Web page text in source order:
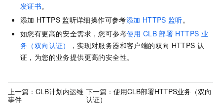
发证书。
添加 HTTPS 监听详细操作可参考添加 HTTPS 监听。
如您有更高的安全需求，您可参考使用 CLB 部署 HTTPS 业
务（双向认证）
，实现对服务器和客户端的双向 HTTPS 认
证，为您的业务提供更高的安全性。
上一篇： CLB计划内运维
事件
下一篇： 使用CLB部署HTTPS业务（双向
认证）